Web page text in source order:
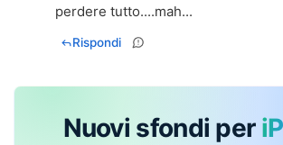
perdere tutto....mah...
Rispondi
Nuovi sfondi per